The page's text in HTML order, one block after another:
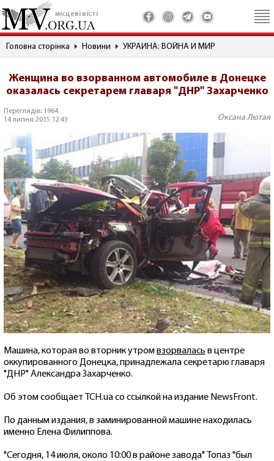
місцеві вісті
Головна сторінка Новини УКРАИНА: ВОЙНА И МИР
Женщина во взорванном автомобиле в Донецке
оказалась секретарем главаря "ДНР" Захарченко
Переглядів: 1964
14 липня 2015 12:43
Оксана Лютая
Машина, которая во вторник утромвзорвалась в центре
оккупированного Донецка, принадлежала секретарю главаря
"ДНР" Александра Захарченко.
Об этом сообщает ТСН.ua со ссылкой на издание NewsFront.
По данным издания, в заминированной машине находилась
именно Елена Филиппова.
"Сегодня, 14 июля, около 10:00 в районе завода" Топаз "был